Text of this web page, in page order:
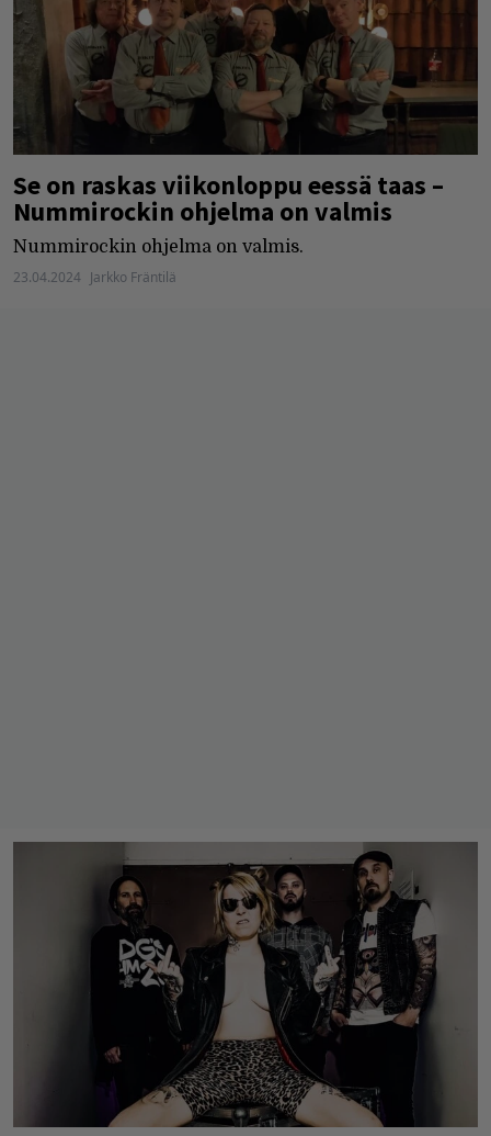
Se on raskas viikonloppu eessä taas –
Nummirockin ohjelma on valmis
Nummirockin ohjelma on valmis.
23.04.2024 Jarkko Fräntilä